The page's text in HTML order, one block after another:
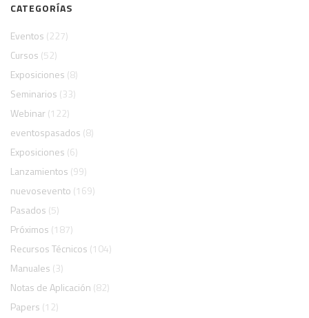
CATEGORÍAS
Eventos (227)
Cursos (52)
Exposiciones (8)
Seminarios (33)
Webinar(122)
eventospasados (8)
Exposiciones (6)
Lanzamientos (99)
nuevosevento (169)
Pasados (5)
Próximos (187)
Recursos Técnicos (104)
Manuales (3)
Notas de Aplicación (82)
Papers (12)